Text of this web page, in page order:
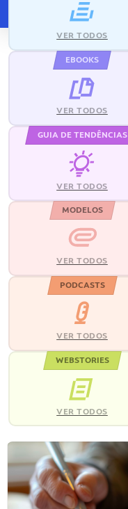
VER TODOS
EBOOKS
VER TODOS
GUIA DE TENDÊNCIAS
VER TODOS
MODELOS
VER TODOS
PODCASTS
VER TODOS
WEBSTORIES
VER TODOS